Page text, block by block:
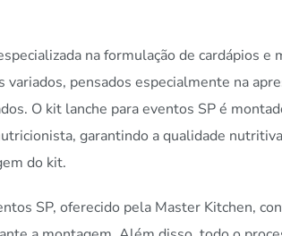
na formulação de cardápios e
variados, pensados especialmente na
O kit lanche para eventos SP é
garantindo a qualidade
do kit.
SP, oferecido pela Master Kitchen,